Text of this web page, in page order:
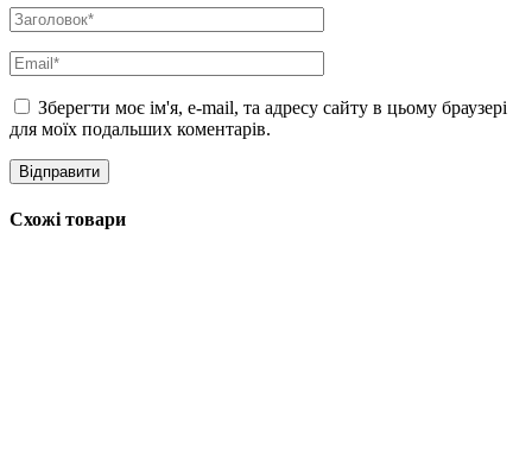
Зберегти моє ім'я, e-mail, та адресу сайту в цьому браузері
для моїх подальших коментарів.
Схожі товари